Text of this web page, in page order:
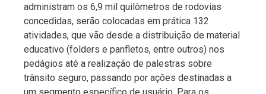
administram os 6,9 mil quilômetros de rodovias
concedidas, serão colocadas em prática 132
atividades, que vão desde a distribuição de material
educativo (folders e panfletos, entre outros) nos
pedágios até a realização de palestras sobre
trânsito seguro, passando por ações destinadas a
um segmento específico de usuário. Para os